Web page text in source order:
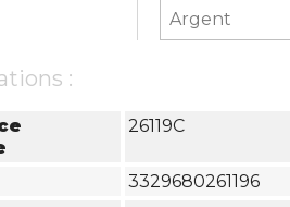
:
26119C
3329680261196